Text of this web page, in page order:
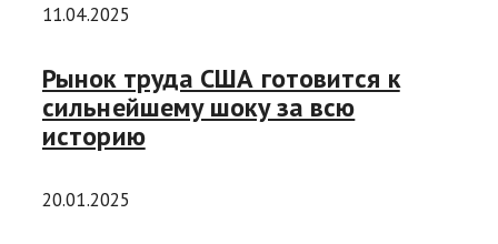
11.04.2025
Рынок труда США готовится к
сильнейшему шоку за всю
историю
20.01.2025